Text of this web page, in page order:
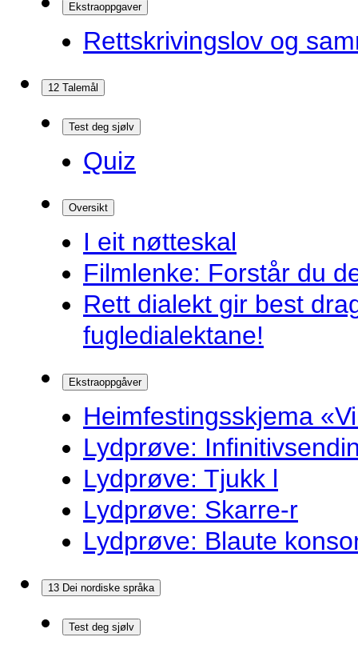
Ekstraoppgaver
Rettskrivingslov og
12 Talemål
Test deg sjølv
Quiz
Oversikt
I eit nøtteskal
Filmlenke: Forstår du
Rett dialekt gir best
fugledialektane!
Ekstraoppgåver
Heimfestingsskjema
Lydprøve:
Lydprøve: Tjukk l
Lydprøve: Skarre-r
Lydprøve: Blaute
13 Dei nordiske språka
Test deg sjølv